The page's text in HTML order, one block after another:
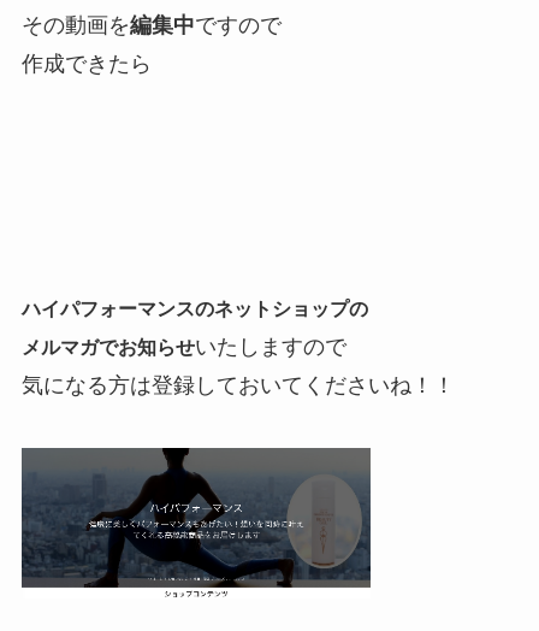
その動画を編集中ですので
作成できたら
ハイパフォーマンスのネットショップの
メルマガでお知らせいたしますので
気になる方は登録しておいてくださいね！！